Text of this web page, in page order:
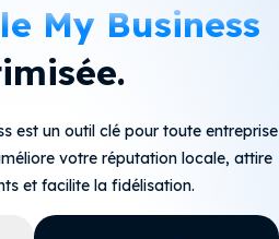
My Business
est un outil clé pour toute entreprise
votre réputationlocale, attire
et facilite la fidélisation.